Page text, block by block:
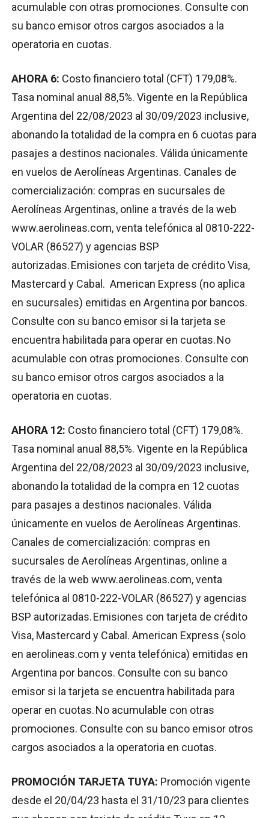
acumulable con otras promociones. Consulte con
su banco emisor otros cargos asociados a la
operatoria en cuotas.
AHORA 6: Costo financiero total (CFT) 179,08%.
Tasa nominal anual 88,5%. Vigente en la República
Argentina del 22/08/2023 al 30/09/2023 inclusive,
abonando la totalidad de la compra en 6 cuotas para
pasajes a destinos nacionales. Válida únicamente
en vuelos de Aerolíneas Argentinas. Canales de
comercialización: compras en sucursales de
Aerolíneas Argentinas, online a través de la web
www.aerolineas.com, venta telefónica al 0810-222-
VOLAR (86527) y agencias BSP
autorizadas. Emisiones con tarjeta de crédito Visa,
Mastercard y Cabal. American Express (no aplica
en sucursales) emitidas en Argentina por bancos.
Consulte con su banco emisor si la tarjeta se
encuentra habilitada para operar en cuotas. No
acumulable con otras promociones. Consulte con
su banco emisor otros cargos asociados a la
operatoria en cuotas.
AHORA 12: Costo financiero total (CFT) 179,08%.
Tasa nominal anual 88,5%. Vigente en la República
Argentina del 22/08/2023 al 30/09/2023 inclusive,
abonando la totalidad de la compra en 12 cuotas
para pasajes a destinos nacionales. Válida
únicamente en vuelos de Aerolíneas Argentinas.
Canales de comercialización: compras en
sucursales de Aerolíneas Argentinas, online a
través de la web www.aerolineas.com, venta
telefónica al 0810-222-VOLAR (86527) y agencias
BSP autorizadas. Emisiones con tarjeta de crédito
Visa, Mastercard y Cabal. American Express (solo
en aerolineas.com y venta telefónica) emitidas en
Argentina por bancos. Consulte con su banco
emisor si la tarjeta se encuentra habilitada para
operar en cuotas. No acumulable con otras
promociones. Consulte con su banco emisor otros
cargos asociados a la operatoria en cuotas.
PROMOCIÓN TARJETA TUYA: Promoción vigente
desde el 20/04/23 hasta el 31/10/23 para clientes